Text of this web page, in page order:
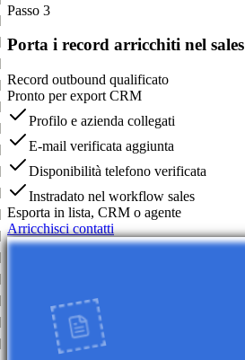
Passo 3
Porta i record arricchiti nel sales
Record outbound qualificato
Pronto per export CRM
Profilo e azienda collegati
E-mail verificata aggiunta
Disponibilità telefono verificata
Instradato nel workflow sales
Esporta in lista, CRM o agente
Arricchisci contatti